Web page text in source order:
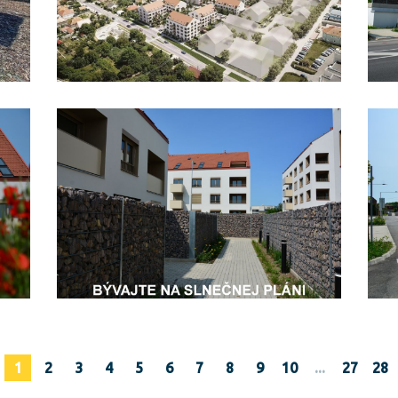
1 2 3 4 5 6 7 8 9 10 ... 27 28